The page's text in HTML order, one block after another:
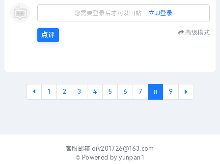
您需要登录后才可以回帖 立即登录
点评 高级模式
1 2 3 4 5 6 7 8 9
客服邮箱 oiv201726@163.com
© Powered byyunpan1